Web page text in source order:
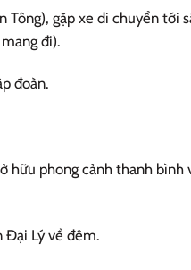
gặp xe di chuyển tới
đi).
đoàn.
hữu phong cảnh thanh bình
Đại Lý về đêm.